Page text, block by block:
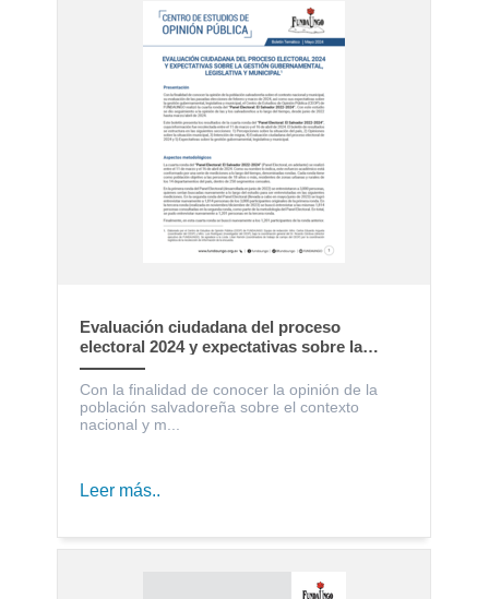
Evaluación ciudadana del proceso
electoral 2024 y expectativas sobre la
gestión gubernamental, legislativa y
municipal
Con la finalidad de conocer la opinión de la
población salvadoreña sobre el contexto
nacional y m...
Leer más..